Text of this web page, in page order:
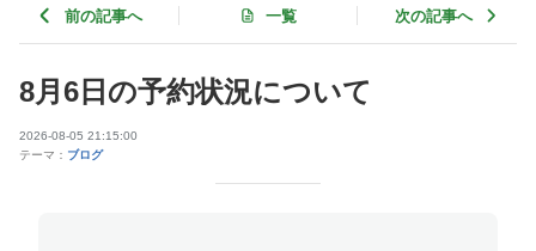
前の記事へ 一覧 次の記事へ
8月6日の予約状況について
2026-08-05 21:15:00
テーマ： ブログ